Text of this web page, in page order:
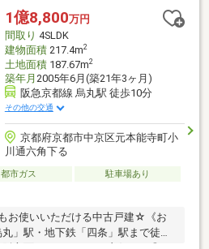
わせください♪ フリーダイヤル⇒０
1億8,800万円
間取り 4SLDK
建物面積217.4m2
土地面積187.67m2
築年月 2005年6月(築21年3ヶ月)
阪急京都線 烏丸駅 徒歩10分
その他の交通
京都府京都市中京区元本能寺町小
川通六角下る
都市ガス
駐車場あり
お使いいただける中古戸建☆《お
」駅・地下鉄「四条」駅まで徒歩